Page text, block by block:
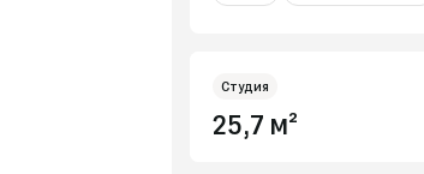
Студия
25,7 м²